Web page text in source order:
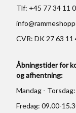
Tlf: +45 77 34 11
CVR: DK 27 63 11
Åbningstider for
og afhentning:
Mandag -
Fredag: 09.00-